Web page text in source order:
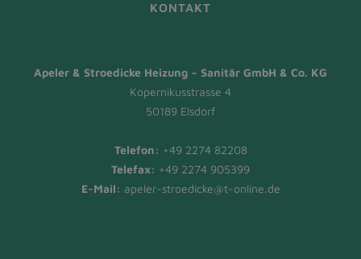
KONTAKT
Apeler & Stroedicke Heizung – Sanitär GmbH & Co. KG
Kopernikusstrasse 4
50189 Elsdorf
Telefon: +49 2274 82208
Telefax: +49 2274 905399
E-Mail: apeler-stroedicke@t-online.de